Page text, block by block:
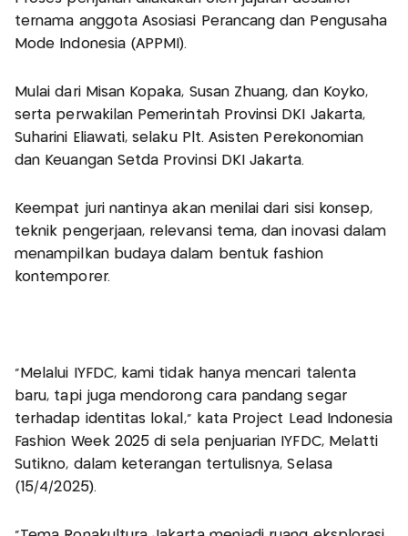
ternama anggota Asosiasi Perancang dan Pengusaha
Mode Indonesia (APPMI).
Mulai dari Misan Kopaka, Susan Zhuang, dan Koyko,
serta perwakilan Pemerintah Provinsi DKI Jakarta,
Suharini Eliawati, selaku Plt. Asisten Perekonomian
dan Keuangan Setda Provinsi DKI Jakarta.
Keempat juri nantinya akan menilai dari sisi konsep,
teknik pengerjaan, relevansi tema, dan inovasi dalam
menampilkan budaya dalam bentuk fashion
kontemporer.
“Melalui IYFDC, kami tidak hanya mencari talenta
baru, tapi juga mendorong cara pandang segar
terhadap identitas lokal,” kata Project Lead Indonesia
Fashion Week 2025 di sela penjuarian IYFDC, Melatti
Sutikno, dalam keterangan tertulisnya, Selasa
(15/4/2025).